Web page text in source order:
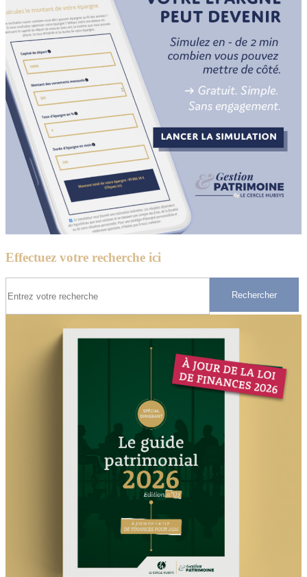
Effectuez votre recherche ici